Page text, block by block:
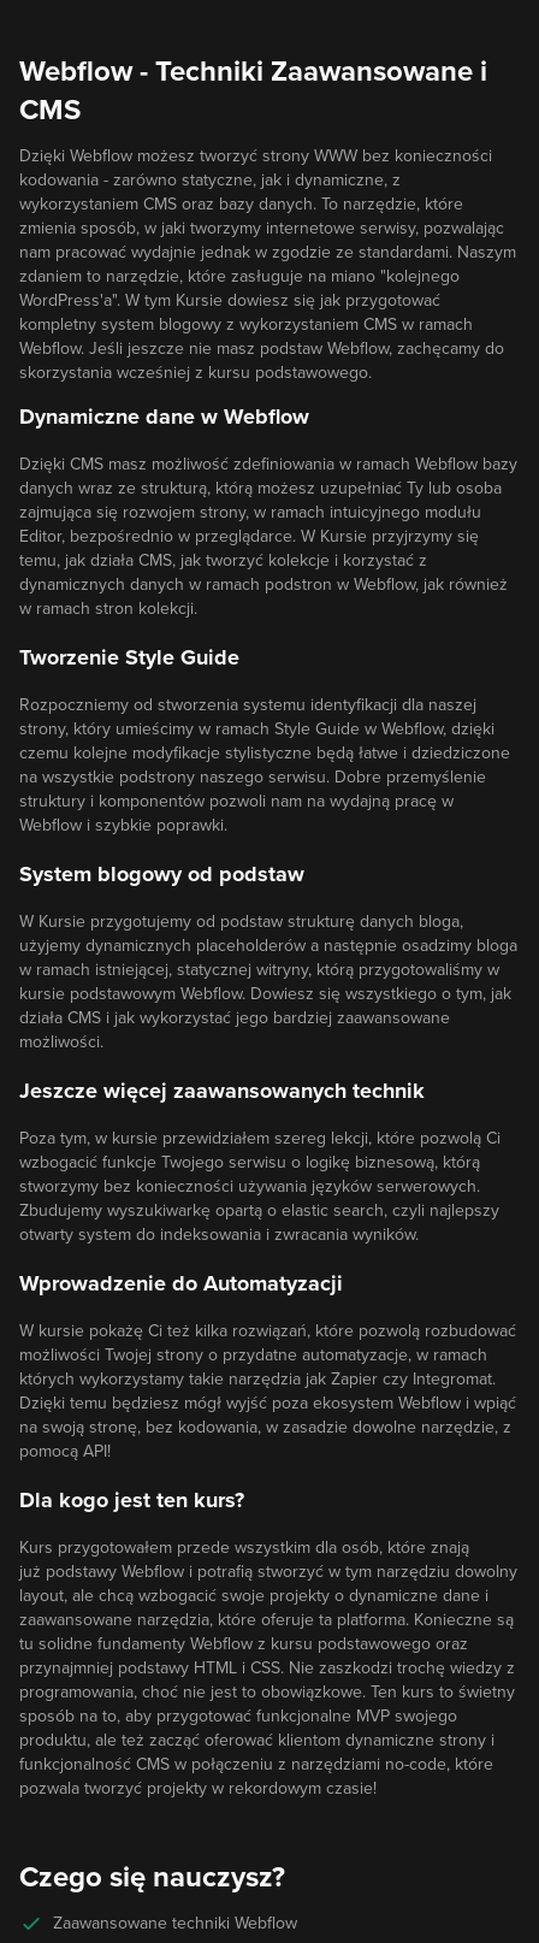
Webflow - Techniki Zaawansowane i
CMS
Dzięki Webflow możesz tworzyć strony WWW bez konieczności
kodowania - zarówno statyczne, jak i dynamiczne, z
wykorzystaniem CMS oraz bazy danych. To narzędzie, które
zmienia sposób, w jaki tworzymy internetowe serwisy, pozwalając
nam pracować wydajnie jednak w zgodzie ze standardami. Naszym
zdaniem to narzędzie, które zasługuje na miano "kolejnego
WordPress'a". W tym Kursie dowiesz się jak przygotować
kompletny system blogowy z wykorzystaniem CMS w ramach
Webflow. Jeśli jeszcze nie masz podstaw Webflow, zachęcamy do
skorzystania wcześniej z kursu podstawowego.
Dynamiczne dane w Webflow
Dzięki CMS masz możliwość zdefiniowania w ramach Webflow bazy
danych wraz ze strukturą, którą możesz uzupełniać Ty lub osoba
zajmująca się rozwojem strony, w ramach intuicyjnego modułu
Editor, bezpośrednio w przeglądarce. W Kursie przyjrzymy się
temu, jak działa CMS, jak tworzyć kolekcje i korzystać z
dynamicznych danych w ramach podstron w Webflow, jak również
w ramach stron kolekcji.
Tworzenie Style Guide
Rozpoczniemy od stworzenia systemu identyfikacji dla naszej
strony, który umieścimy w ramach Style Guide w Webflow, dzięki
czemu kolejne modyfikacje stylistyczne będą łatwe i dziedziczone
na wszystkie podstrony naszego serwisu. Dobre przemyślenie
struktury i komponentów pozwoli nam na wydajną pracę w
Webflow i szybkie poprawki.
System blogowy od podstaw
W Kursie przygotujemy od podstaw strukturę danych bloga,
użyjemy dynamicznych placeholderów a następnie osadzimy bloga
w ramach istniejącej, statycznej witryny, którą przygotowaliśmy w
kursie podstawowym Webflow. Dowiesz się wszystkiego o tym, jak
działa CMS i jak wykorzystać jego bardziej zaawansowane
możliwości.
Jeszcze więcej zaawansowanych technik
Poza tym, w kursie przewidziałem szereg lekcji, które pozwolą Ci
wzbogacić funkcje Twojego serwisu o logikę biznesową, którą
stworzymy bez konieczności używania języków serwerowych.
Zbudujemy wyszukiwarkę opartą o elastic search, czyli najlepszy
otwarty system do indeksowania i zwracania wyników.
Wprowadzenie do Automatyzacji
W kursie pokażę Ci też kilka rozwiązań, które pozwolą rozbudować
możliwości Twojej strony o przydatne automatyzacje, w ramach
których wykorzystamy takie narzędzia jak Zapier czy Integromat.
Dzięki temu będziesz mógł wyjść poza ekosystem Webflow i wpiąć
na swoją stronę, bez kodowania, w zasadzie dowolne narzędzie, z
pomocą API!
Dla kogo jest ten kurs?
Kurs przygotowałem przede wszystkim dla osób, które znają
już podstawy Webflow i potrafią stworzyć w tym narzędziu dowolny
layout, ale chcą wzbogacić swoje projekty o dynamiczne dane i
zaawansowane narzędzia, które oferuje ta platforma. Konieczne są
tu solidne fundamenty Webflow z kursu podstawowego oraz
przynajmniej podstawy HTML i CSS. Nie zaszkodzi trochę wiedzy z
programowania, choć nie jest to obowiązkowe. Ten kurs to świetny
sposób na to, aby przygotować funkcjonalne MVP swojego
produktu, ale też zacząć oferować klientom dynamiczne strony i
funkcjonalność CMS w połączeniu z narzędziami no-code, które
pozwala tworzyć projekty w rekordowym czasie!
Czego się nauczysz?
Zaawansowane techniki Webflow